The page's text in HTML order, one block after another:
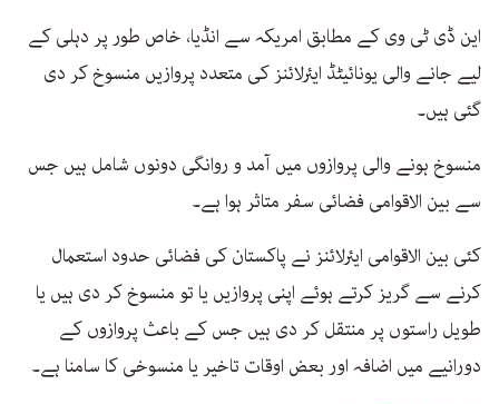
این ڈی ٹی وی کے مطابق امریکہ سے انڈیا، خاص طور پر دہلی کے
لیے جانے والی یونائیٹڈ ایئرلائنز کی متعدد پروازیں منسوخ کر دی
گئی ہیں۔
منسوخ ہونے والی پروازوں میں آمد و روانگی دونوں شامل ہیں جس
سے بین الاقوامی فضائی سفر متاثر ہوا ہے۔
کئی بین الاقوامی ایئرلائنز نے پاکستان کی فضائی حدود استعمال
کرنے سے گریز کرتے ہوئے اپنی پروازیں یا تو منسوخ کر دی ہیں یا
طویل راستوں پر منتقل کر دی ہیں جس کے باعث پروازوں کے
دورانیے میں اضافہ اور بعض اوقات تاخیر یا منسوخی کا سامنا ہے۔